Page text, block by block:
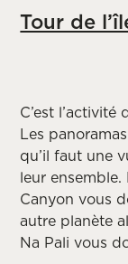
Tour de
C’est
Les
qu’il faut une
leur
Canyon vous
autre planète
Na Pali vous